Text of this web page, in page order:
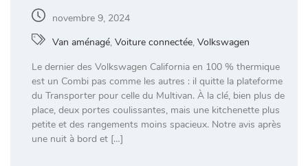
novembre 9, 2024
Van aménagé, Voiture connectée, Volkswagen
Le dernier des Volkswagen California en 100 % thermique
est un Combi pas comme les autres : il quitte la plateforme
du Transporter pour celle du Multivan. À la clé, bien plus de
place, deux portes coulissantes, mais une kitchenette plus
petite et des rangements moins spacieux. Notre avis après
une nuit à bord et […]